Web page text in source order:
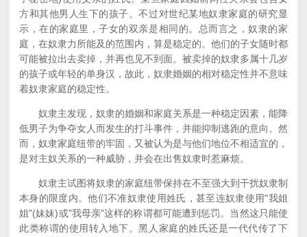
方和其他男人生下的孩子。不过对世纪某地奴隶家庭的研究显
示，在的家庭里，子女的双亲是相同的。总而言之，奴隶的家
庭，在奴隶力所能及的范围内，算是稳定的。他们的子女随时都
可能被拉出去卖掉，并再也见不到面。被卖掉的奴隶多属十几岁
的孩子或年轻的单身汉，故此，奴隶婚姻的相对稳定性并不意味
着奴隶家庭的稳定性。
奴隶主发现，奴隶的婚姻和家庭关系是一种稳定因素，能降
低男子为争夺女人而发生的打斗事件，并能抑制逃跑的意向。然
而，奴隶家庭纽带的牢固，又被认为是与他们地位不相适宜的，
是对主奴关系的一种威胁，并会在出售奴隶时惹麻烦。
奴隶主试图将奴隶的家庭纽带保持在不至强大到干扰奴隶制
本身的限度内。他们不准奴隶使用姓氏，甚至连奴隶使用"我姐
姐"(妹妹)或"我母亲"这样的称谓都可能遭到惩罚。当然这只能使
此类称谓的使用转入地下。黑人家庭的姓氏还是一代代传了下